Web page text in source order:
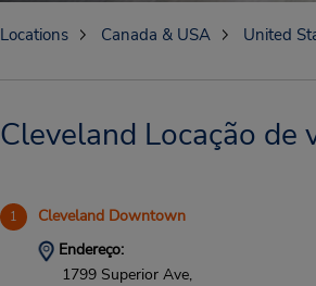
Locations Canada & USA United
Cleveland Locação de
1 Cleveland Downtown
Endereço:
1799 Superior Ave,